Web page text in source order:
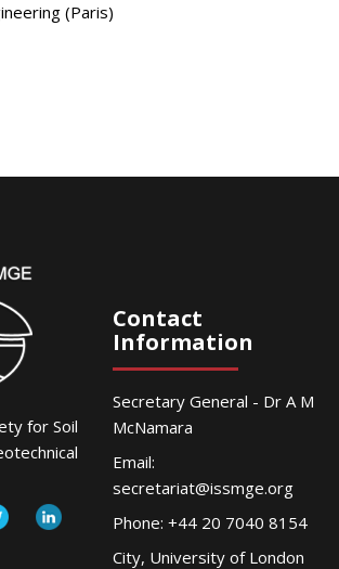
(Paris)
for Soil
Contact
Information
Secretary General - Dr A M
McNamara
Email:
secretariat@issmge.org
Phone: +44 20 7040 8154
City, University of London